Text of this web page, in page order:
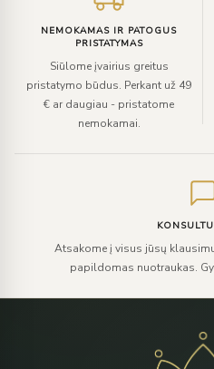
NEMOKAMAS IR PATOGUS
PRISTATYMAS
Siūlome įvairius greitus
pristatymo būdus. Perkant už 49
€ ar daugiau - pristatome
nemokamai.
Atsakome į visus jūsų
papildomas nuotraukas.